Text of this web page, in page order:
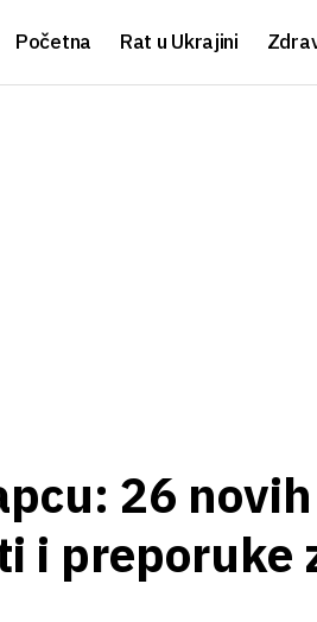
Početna Rat u Ukrajini
26
i preporuke